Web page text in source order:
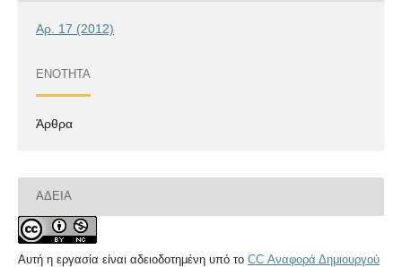
Αρ. 17 (2012)
ΕΝΌΤΗΤΑ
Άρθρα
ΆΔΕΙΑ
Αυτή η εργασία είναι αδειοδοτημένη υπό το CC Αναφορά Δημιουργού